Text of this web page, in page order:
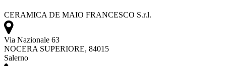
CERAMICA DE MAIO FRANCESCO S.r.l.
Via Nazionale 63
NOCERA SUPERIORE, 84015
Salerno